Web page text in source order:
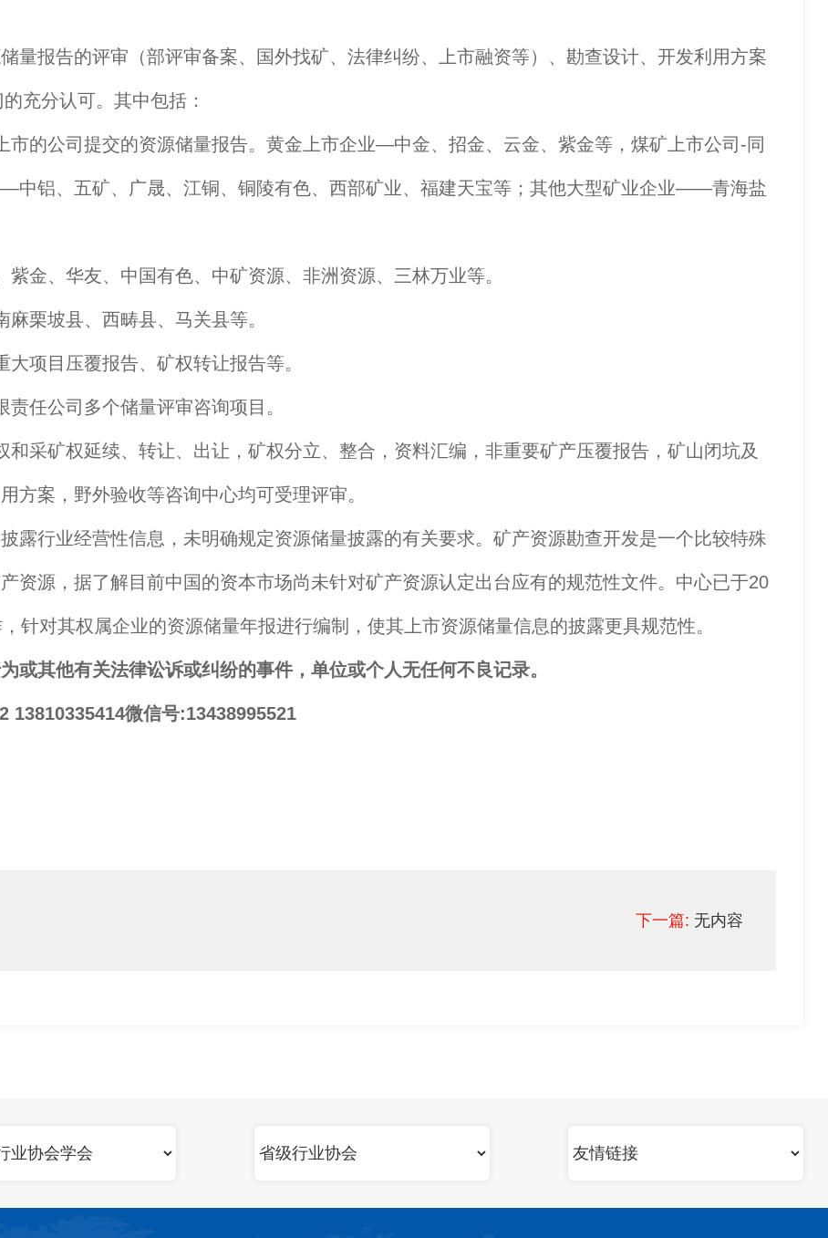
报告的评审（部评审备案、国外找矿、法律纠纷、上市融资等）、勘查设计、开发利用方案
充分认可。其中包括：
的公司提交的资源储量报告。黄金上市企业—中金、招金、云金、紫金等，煤矿上市公司-同
中铝、五矿、广晟、江铜、铜陵有色、西部矿业、福建天宝等；其他大型矿业企业——青海盐
、华友、中国有色、中矿资源、非洲资源、三林万业等。
栗坡县、西畴县、马关县等。
项目压覆报告、矿权转让报告等。
任公司多个储量评审咨询项目。
矿权延续、转让、出让，矿权分立、整合，资料汇编，非重要矿产压覆报告，矿山闭坑及
方案，野外验收等咨询中心均可受理评审。
行业经营性信息，未明确规定资源储量披露的有关要求。矿产资源勘查开发是一个比较特殊
资源，据了解目前中国的资本市场尚未针对矿产资源认定出台应有的规范性文件。中心已于20
针对其权属企业的资源储量年报进行编制，使其上市资源储量信息的披露更具规范性。
或其他有关法律讼诉或纠纷的事件，单位或个人无任何不良记录。
微信号:13438995521
下一篇: 无内容